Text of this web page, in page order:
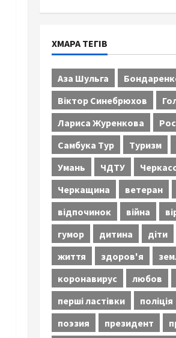
ХМАРА ТЕГІВ
Аза Шульга
Віктор Синебрюхов
Лариса Журенкова
Самбука Тур
Туризм
Умань
ЧДТУ
Черкащина
ветеран
відпочинок
війна
гумор
дитина діти
життя
здоров'я
коронавирус
любов
перші ластівки
поліція
поэзия
президент